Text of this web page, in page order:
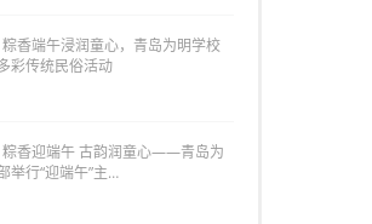
粽香端午浸润童心，青岛为明学校
小学部开展多彩传统民俗活动
粽香迎端午 古韵润童心——青岛为
明学校小学部举行“迎端午”主…